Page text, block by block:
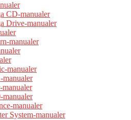
CD-manualer
Drive-manualer
manualer
manualer
manualer
System-manualer